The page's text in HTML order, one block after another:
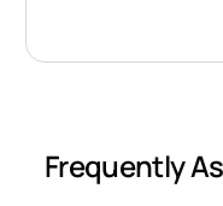
Frequently